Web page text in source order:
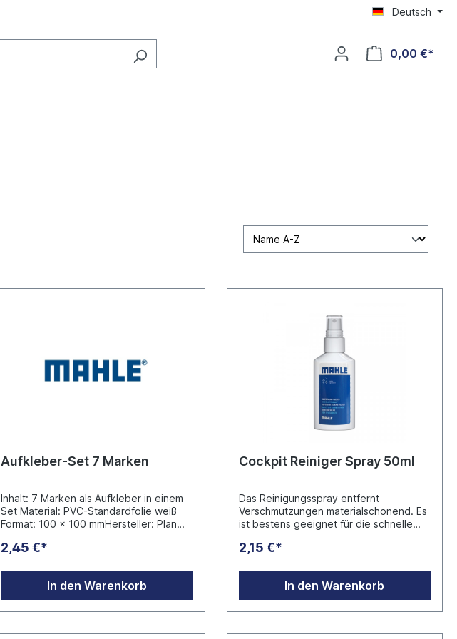
Deutsch
0,00 €*
Aufkleber-Set 7 Marken
Inhalt: 7 Marken als Aufkleber in einem
Set Material: PVC-Standardfolie weiß
Format: 100 x 100 mmHersteller: Plan
Essen
2,45 €*
In den Warenkorb
Cockpit Reiniger Spray 50ml
Das Reinigungsspray entfernt
Verschmutzungen materialschonend. Es
ist bestens geeignet für die schnelle
gesamten Kfz Cockpits, insbesondere
anderen Oberflächen. Anwendung ohne
Wasser: Aufsprühen, kurz einwirken
lassen und mit einem Tuch abwischen.
Der Reiniger hinterlässt einen
2,15 €*
In den Warenkorb